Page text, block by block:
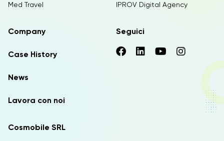
Cosmobile SRL
Med Travel
IPROV Digital Agency
Company
Case History
News
Lavora con noi
Seguici